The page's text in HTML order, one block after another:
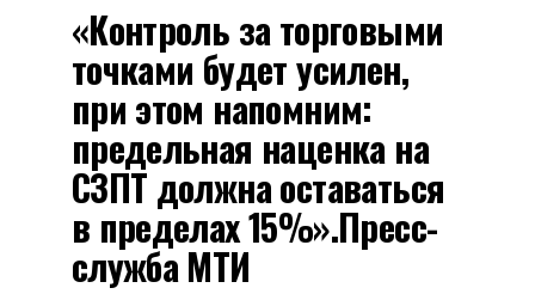
«Контроль за торговыми
точками будет усилен,
при этом напомним:
предельная наценка на
СЗПТ должна оставаться
в пределах 15%».Пресс-
служба МТИ